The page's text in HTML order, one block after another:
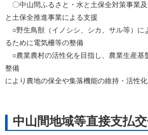
〇中山間ふるさと・水と土保全対策事業
と土保全推進事業による支援
○野生鳥獣（イノシシ、シカ、サル等）に
るために電気柵等の整備
○農業農村の活性化を目指し、農業生産基
整備
により農地の保全や集落機能の維持・活性化
中山間地域等直接支払